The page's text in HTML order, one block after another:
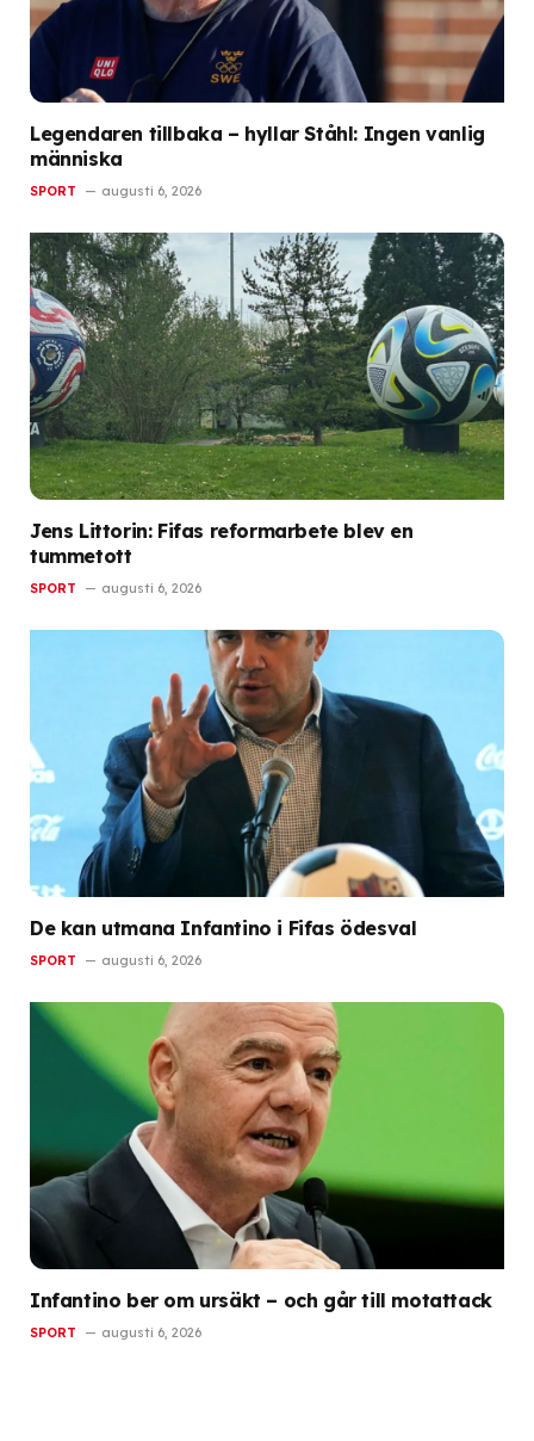
Legendaren tillbaka – hyllar Ståhl: Ingen vanlig
människa
SPORT augusti 6, 2026
Jens Littorin: Fifas reformarbete blev en
tummetott
SPORT augusti 6, 2026
De kan utmana Infantino i Fifas ödesval
SPORT augusti 6, 2026
Infantino ber om ursäkt – och går till motattack
SPORT augusti 6, 2026